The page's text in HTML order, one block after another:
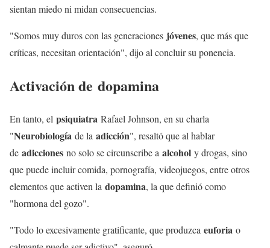
sientan miedo ni midan consecuencias.
"Somos muy duros con las generaciones jóvenes, que más que
críticas, necesitan orientación", dijo al concluir su ponencia.
Activación de dopamina
En tanto, el psiquiatra Rafael Johnson, en su charla
"Neurobiología de la adicción", resaltó que al hablar
de adicciones no solo se circunscribe a alcohol y drogas, sino
que puede incluir comida, pornografía, videojuegos, entre otros
elementos que activen la dopamina, la que definió como
"hormona del gozo".
"Todo lo excesivamente gratificante, que produzca euforia o